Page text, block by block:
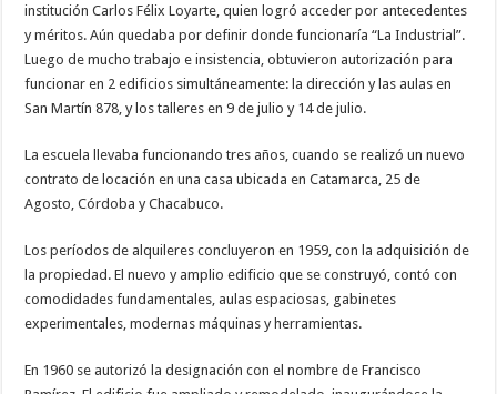
institución Carlos Félix Loyarte, quien logró acceder por antecedentes
y méritos. Aún quedaba por definir donde funcionaría “La Industrial”.
Luego de mucho trabajo e insistencia, obtuvieron autorización para
funcionar en 2 edificios simultáneamente: la dirección y las aulas en
San Martín 878, y los talleres en 9 de julio y 14 de julio.
La escuela llevaba funcionando tres años, cuando se realizó un nuevo
contrato de locación en una casa ubicada en Catamarca, 25 de
Agosto, Córdoba y Chacabuco.
Los períodos de alquileres concluyeron en 1959, con la adquisición de
la propiedad. El nuevo y amplio edificio que se construyó, contó con
comodidades fundamentales, aulas espaciosas, gabinetes
experimentales, modernas máquinas y herramientas.
En 1960 se autorizó la designación con el nombre de Francisco